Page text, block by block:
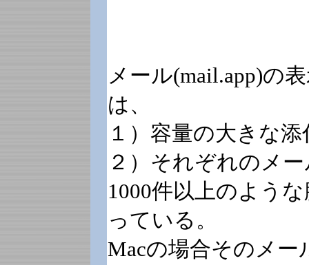
メール(mail.app)の
は、
１）容量の大きな
２）それぞれのメ
1000件以上のよう
っている。
Macの場合そのメ